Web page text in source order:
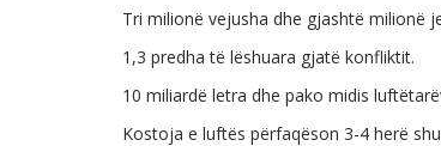
Tri milionë vejusha dhe gjashtë milionë
1,3 predha të lëshuara gjatë konfliktit.
10 miliardë letra dhe pako midis
Kostoja e luftës përfaqëson 3-4 herë